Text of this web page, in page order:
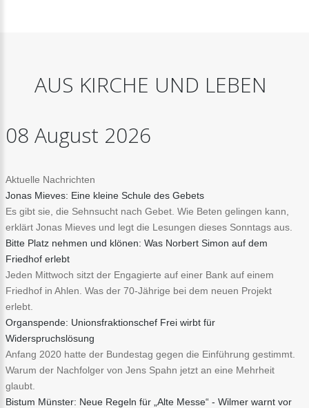
AUS KIRCHE UND LEBEN
08 August 2026
Aktuelle Nachrichten
Jonas Mieves: Eine kleine Schule des Gebets
Es gibt sie, die Sehnsucht nach Gebet. Wie Beten gelingen kann,
erklärt Jonas Mieves und legt die Lesungen dieses Sonntags aus.
Bitte Platz nehmen und klönen: Was Norbert Simon auf dem
Friedhof erlebt
Jeden Mittwoch sitzt der Engagierte auf einer Bank auf einem
Friedhof in Ahlen. Was der 70-Jährige bei dem neuen Projekt
erlebt.
Organspende: Unionsfraktionschef Frei wirbt für
Widerspruchslösung
Anfang 2020 hatte der Bundestag gegen die Einführung gestimmt.
Warum der Nachfolger von Jens Spahn jetzt an eine Mehrheit
glaubt.
Bistum Münster: Neue Regeln für „Alte Messe“ - Wilmer warnt vor